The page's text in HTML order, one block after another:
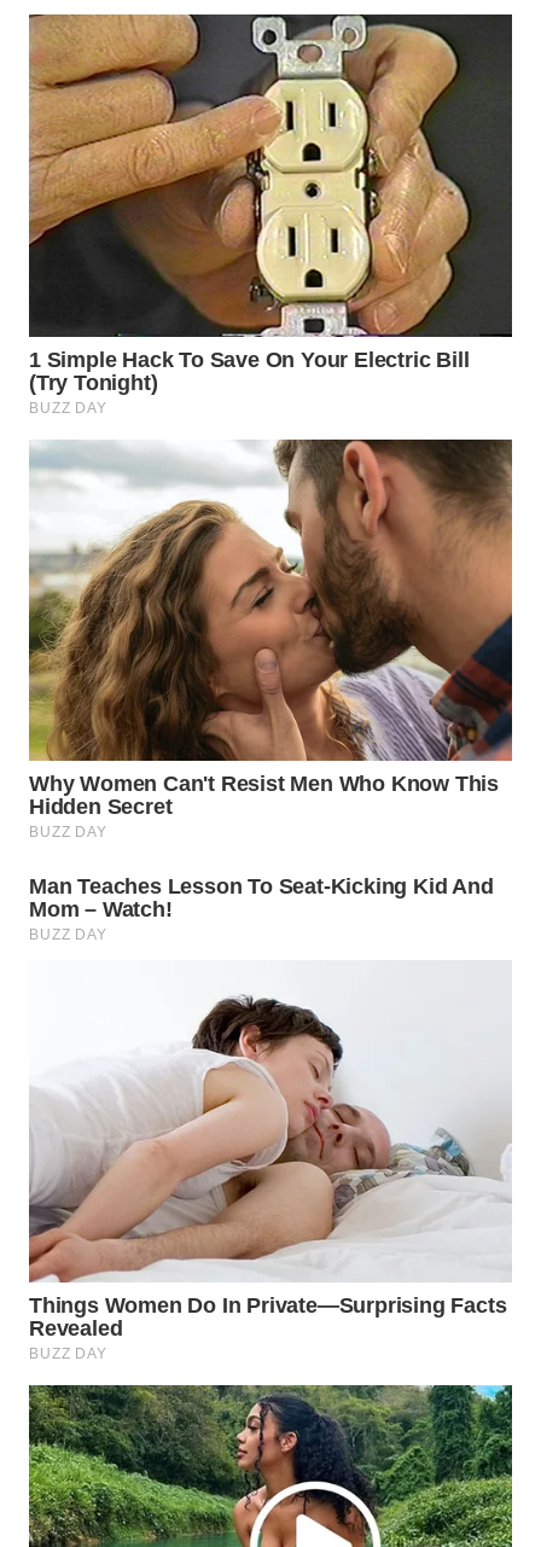
WN
INDRAMAYU
WN
KUNINGAN
WN
MAJALENGKA
WN
SUKABUMI
WN
PURWAKARTA
WN
PRIANGAN
TIMUR
WN
SEMARANG
WN
SOLO
BOROBUDUR
WN
NATUNA
WN
BINTAN
WN
MANDALIKA
WN
LIKUPANG
WN
LABUANBAJO